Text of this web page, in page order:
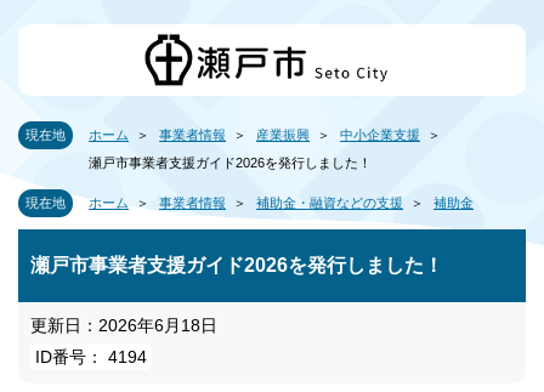
現在地 ホーム 事業者情報 産業振興
中小企業支援
瀬戸市事業者支援ガイド2026を発行しました！
現在地 ホーム 事業者情報 補助金・融資などの支援 補助金
瀬戸市事業者支援ガイド2026を発行しました！
更新日：2026年6月18日
ID番号： 4194